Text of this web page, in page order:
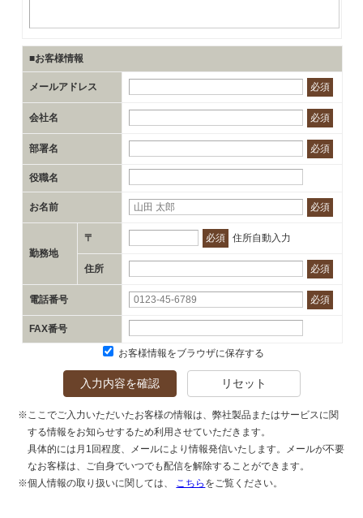
■お客様情報
メールアドレス 必須
会社名 必須
部署名 必須
役職名
お名前 必須
勤務地
〒 必須 住所自動入力
住所 必須
電話番号 必須
FAX番号
お客様情報をブラウザに保存する
入力内容を確認 リセット
※ここでご入力いただいたお客様の情報は、弊社製品またはサービスに関
する情報をお知らせするため利用させていただきます。
具体的には月1回程度、メールにより情報発信いたします。メールが不要
なお客様は、ご自身でいつでも配信を解除することができます。
※個人情報の取り扱いに関しては、
こちら をご覧ください。